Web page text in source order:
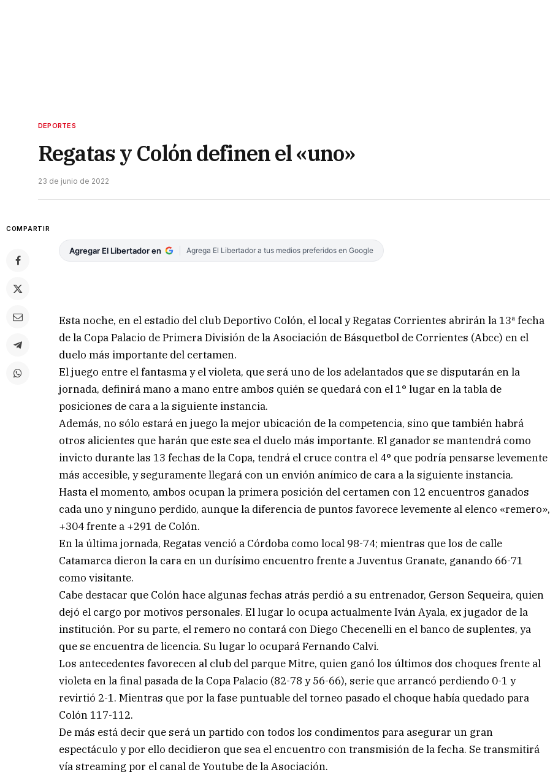
DEPORTES
Regatas y Colón definen el «uno»
23 de junio de 2022
COMPARTIR
Agregar El Libertador en Agrega El Libertador a tus medios preferidos en Google
Esta noche, en el estadio del club Deportivo Colón, el local y Regatas Corrientes abrirán la 13ª fecha
de la Copa Palacio de Primera División de la Asociación de Básquetbol de Corrientes (Abcc) en el
duelo más importante del certamen.
El juego entre el fantasma y el violeta, que será uno de los adelantados que se disputarán en la
jornada, definirá mano a mano entre ambos quién se quedará con el 1° lugar en la tabla de
posiciones de cara a la siguiente instancia.
Además, no sólo estará en juego la mejor ubicación de la competencia, sino que también habrá
otros alicientes que harán que este sea el duelo más importante. El ganador se mantendrá como
invicto durante las 13 fechas de la Copa, tendrá el cruce contra el 4° que podría pensarse levemente
más accesible, y seguramente llegará con un envión anímico de cara a la siguiente instancia.
Hasta el momento, ambos ocupan la primera posición del certamen con 12 encuentros ganados
cada uno y ninguno perdido, aunque la diferencia de puntos favorece levemente al elenco «remero»,
+304 frente a +291 de Colón.
En la última jornada, Regatas venció a Córdoba como local 98-74; mientras que los de calle
Catamarca dieron la cara en un durísimo encuentro frente a Juventus Granate, ganando 66-71
como visitante.
Cabe destacar que Colón hace algunas fechas atrás perdió a su entrenador, Gerson Sequeira, quien
dejó el cargo por motivos personales. El lugar lo ocupa actualmente Iván Ayala, ex jugador de la
institución. Por su parte, el remero no contará con Diego Checenelli en el banco de suplentes, ya
que se encuentra de licencia. Su lugar lo ocupará Fernando Calvi.
Los antecedentes favorecen al club del parque Mitre, quien ganó los últimos dos choques frente al
violeta en la final pasada de la Copa Palacio (82-78 y 56-66), serie que arrancó perdiendo 0-1 y
revirtió 2-1. Mientras que por la fase puntuable del torneo pasado el choque había quedado para
Colón 117-112.
De más está decir que será un partido con todos los condimentos para asegurar un gran
espectáculo y por ello decidieron que sea el encuentro con transmisión de la fecha. Se transmitirá
vía streaming por el canal de Youtube de la Asociación.